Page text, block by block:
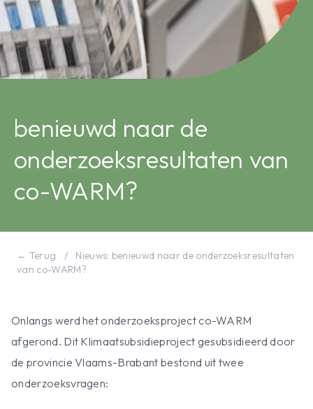
benieuwd naar de
onderzoeksresultaten van
co-WARM?
← Terug /
Nieuws: benieuwd naar de onderzoeksresultaten
van co-WARM?
Onlangs werd het onderzoeksproject co-WARM
afgerond. Dit Klimaatsubsidieproject gesubsidieerd door
de provincie Vlaams-Brabant bestond uit twee
onderzoeksvragen: